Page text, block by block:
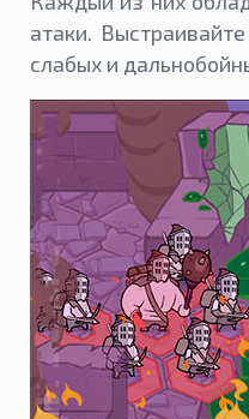
атаки.
слабых и